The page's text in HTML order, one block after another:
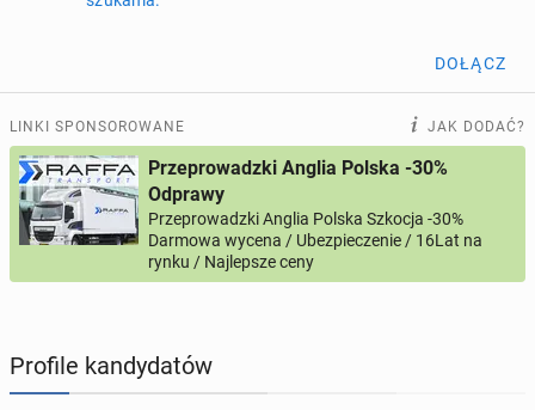
ogłoszeń online
PROFILE KANDYDATÓW 286 profili online
USŁUGI 164ogłoszenia online
KUPIĘ & SPRZEDAM
DOŁĄCZ
LINKI SPONSOROWANE JAK DODAĆ?
Przeprowadzki Anglia Polska -30%
Odprawy
Przeprowadzki Anglia Polska Szkocja -30%
Darmowa wycena / Ubezpieczenie / 16Lat na
rynku / Najlepsze ceny
Profile kandydatów